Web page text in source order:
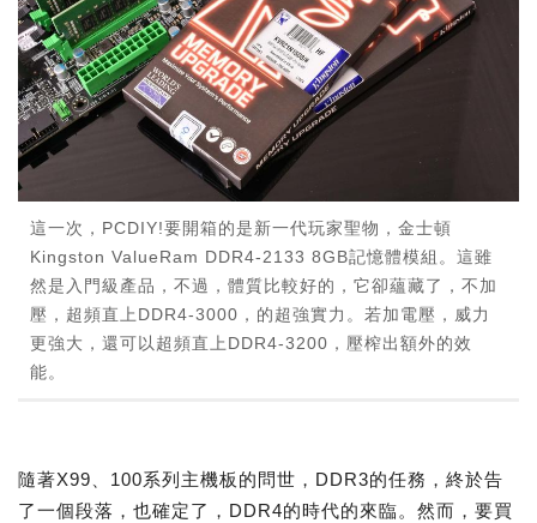
這一次，PCDIY!要開箱的是新一代玩家聖物，金士頓
Kingston ValueRam DDR4-2133 8GB記憶體模組。這雖
然是入門級產品，不過，體質比較好的，它卻蘊藏了，不加
壓，超頻直上DDR4-3000，的超強實力。若加電壓，威力
更強大，還可以超頻直上DDR4-3200，壓榨出額外的效
能。
隨著X99、100系列主機板的問世，DDR3的任務，終於告
了一個段落，也確定了，DDR4的時代的來臨。然而，要買